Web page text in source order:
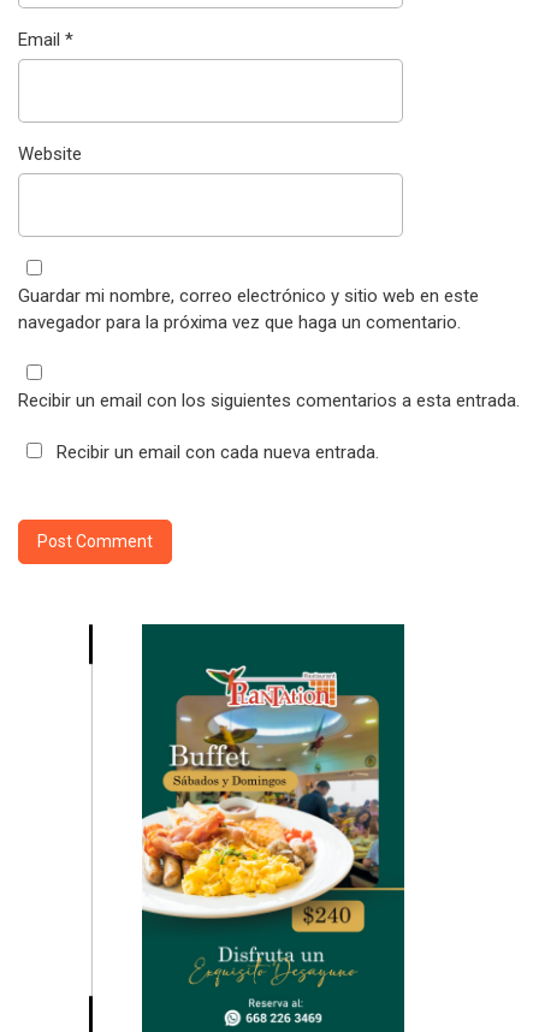
Email *
Website
Guardar mi nombre, correo electrónico y sitio web en este
navegador para la próxima vez que haga un comentario.
Recibir un email con los siguientes comentarios a esta entrada.
Recibir un email con cada nueva entrada.